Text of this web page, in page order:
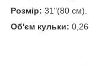
Розмір: 31"(80 см).
Об'єм кульки: